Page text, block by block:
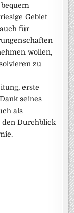
Gebiet
für
wollen,
zu
erste
seines
als
den Durchblick